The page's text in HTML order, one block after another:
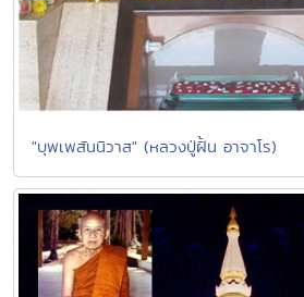
"บุพเพสันนิวาส" (หลวงปู่ฝั้น อาจาโร)